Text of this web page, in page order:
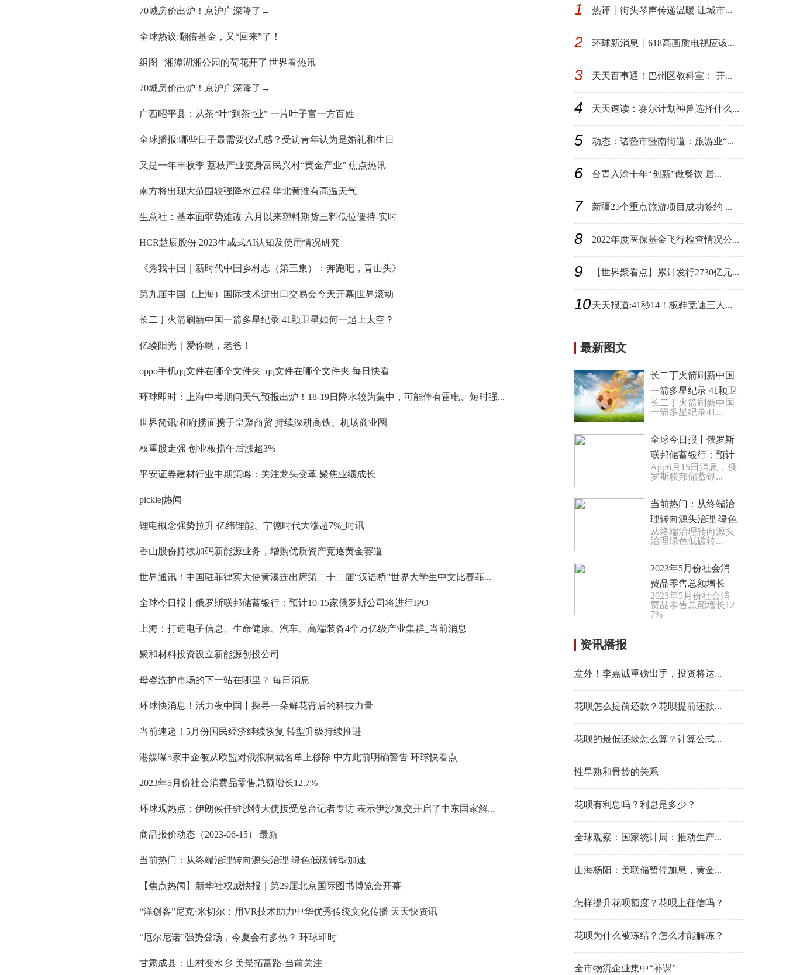
70城房价出炉！京沪广深降了→
全球热议:翻倍基金，又“回来”了！
组图 | 湘潭湖湘公园的荷花开了|世界看热讯
70城房价出炉！京沪广深降了→
广西昭平县：从茶“叶”到茶“业” 一片叶子富一方百姓
全球播报:哪些日子最需要仪式感？受访青年认为是婚礼和生日
又是一年丰收季 荔枝产业变身富民兴村“黄金产业” 焦点热讯
南方将出现大范围较强降水过程 华北黄淮有高温天气
生意社：基本面弱势难改 六月以来塑料期货三料低位僵持-实时
HCR慧辰股份 2023生成式AI认知及使用情况研究
《秀我中国｜新时代中国乡村志（第三集）：奔跑吧，青山头》
第九届中国（上海）国际技术进出口交易会今天开幕|世界滚动
长二丁火箭刷新中国一箭多星纪录 41颗卫星如何一起上太空？
亿缕阳光｜爱你哟，老爸！
oppo手机qq文件在哪个文件夹_qq文件在哪个文件夹 每日快看
环球即时：上海中考期间天气预报出炉！18-19日降水较为集中，可能伴有雷电、短时强...
世界简讯:和府捞面携手皇聚商贸 持续深耕高铁、机场商业圈
权重股走强 创业板指午后涨超3%
平安证券建材行业中期策略：关注龙头变革 聚焦业绩成长
pickle|热闻
锂电概念强势拉升 亿纬锂能、宁德时代大涨超7%_时讯
香山股份持续加码新能源业务，增购优质资产竞逐黄金赛道
世界通讯！中国驻菲律宾大使黄溪连出席第二十二届“汉语桥”世界大学生中文比赛菲...
全球今日报丨俄罗斯联邦储蓄银行：预计10-15家俄罗斯公司将进行IPO
上海：打造电子信息、生命健康、汽车、高端装备4个万亿级产业集群_当前消息
聚和材料投资设立新能源创投公司
母婴洗护市场的下一站在哪里？ 每日消息
环球快消息！活力夜中国丨探寻一朵鲜花背后的科技力量
当前速递！5月份国民经济继续恢复 转型升级持续推进
港媒曝5家中企被从欧盟对俄拟制裁名单上移除 中方此前明确警告 环球快看点
2023年5月份社会消费品零售总额增长12.7%
环球观热点：伊朗候任驻沙特大使接受总台记者专访 表示伊沙复交开启了中东国家解...
商品报价动态（2023-06-15）|最新
当前热门：从终端治理转向源头治理 绿色低碳转型加速
【焦点热闻】新华社权威快报｜第29届北京国际图书博览会开幕
“洋创客”尼克·米切尔：用VR技术助力中华优秀传统文化传播 天天快资讯
“厄尔尼诺”强势登场，今夏会有多热？ 环球即时
甘肃成县：山村变水乡 美景拓富路-当前关注
1 热评丨街头琴声传递温暖 让城市...
2 环球新消息丨618高画质电视应该...
3 天天百事通！巴州区教科室： 开...
4 天天速读：赛尔计划神兽选择什么...
5 动态：诸暨市暨南街道：旅游业“...
6 台青入渝十年“创新”做餐饮 居...
7 新疆25个重点旅游项目成功签约 ...
8 2022年度医保基金飞行检查情况公...
9 【世界聚看点】累计发行2730亿元...
10天天报道:41秒14！板鞋竞速三人...
最新图文
长二丁火箭刷新中国
一箭多星纪录 41颗卫
星如何一起上太空？
长二丁火箭刷新中国
一箭多星纪录41...
全球今日报丨俄罗斯
联邦储蓄银行：预计
10-15家俄罗斯公司将
App6月15日消息，俄
罗斯联邦储蓄银...
当前热门：从终端治
理转向源头治理 绿色
低碳转型加速
从终端治理转向源头
治理绿色低碳转...
2023年5月份社会消
费品零售总额增长
12.7%
2023年5月份社会消
费品零售总额增长12
7%
资讯播报
意外！李嘉诚重磅出手，投资将达...
花呗怎么提前还款？花呗提前还款...
花呗的最低还款怎么算？计算公式...
性早熟和骨龄的关系
花呗有利息吗？利息是多少？
全球观察：国家统计局：推动生产...
山海杨阳：美联储暂停加息，黄金...
怎样提升花呗额度？花呗上征信吗？
花呗为什么被冻结？怎么才能解冻？
全市物流企业集中“补课”